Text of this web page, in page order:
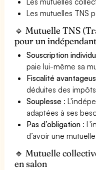
Les mutuelles TNS
🔹 Mutuelle TNS
pour un indépendant
Souscription
paie lui-même sa
Fiscalité
déduites des
Souplesse :
adaptées à ses
Pas d’obligation :
d’avoir une
🔹 Mutuelle
en salon